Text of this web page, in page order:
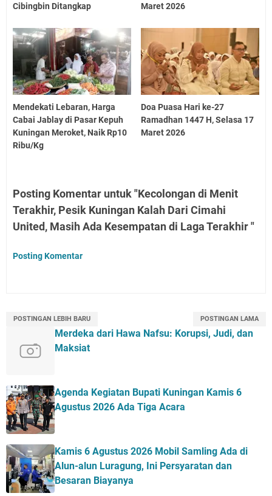
Cibingbin Ditangkap
Maret 2026
Mendekati Lebaran, Harga
Cabai Jablay di Pasar Kepuh
Kuningan Meroket, Naik Rp10
Ribu/Kg
Doa Puasa Hari ke-27
Ramadhan 1447 H, Selasa 17
Maret 2026
Posting Komentar untuk "Kecolongan di Menit
Terakhir, Pesik Kuningan Kalah Dari Cimahi
United, Masih Ada Kesempatan di Laga Terakhir "
Posting Komentar
POSTINGAN LEBIH BARU POSTINGAN LAMA
Merdeka dari Hawa Nafsu: Korupsi, Judi, dan
Maksiat
Agenda Kegiatan Bupati Kuningan Kamis 6
Agustus 2026 Ada Tiga Acara
Kamis 6 Agustus 2026 Mobil Samling Ada di
Alun-alun Luragung, Ini Persyaratan dan
Besaran Biayanya